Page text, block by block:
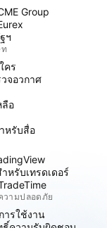
Group
ฯ
คร
จอวกาศ
ลือ
หรับสื่อ
หรับเทรดเดอร์
วามปลอดภัย
ารใช้งาน